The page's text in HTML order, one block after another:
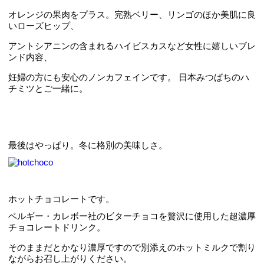
オレンジの果肉をプラス。完熟ベリー、リンゴのほか美肌に良
いローズヒップ、
アントシアニンの含まれるハイビスカスなど女性に嬉しいブレ
ンド内容、
妊婦の方にも安心のノンカフェインです。 日本みつばちのハ
チミツとご一緒に。
最後はやっぱり。冬に格別の美味しさ。
ホットチョコレートです。
ベルギー・カレボー社のビターチョコを贅沢に使用した超濃厚
チョコレートドリンク。
そのままだとかなり濃厚ですので別添えのホットミルクで割り
ながらお召し上がりください。